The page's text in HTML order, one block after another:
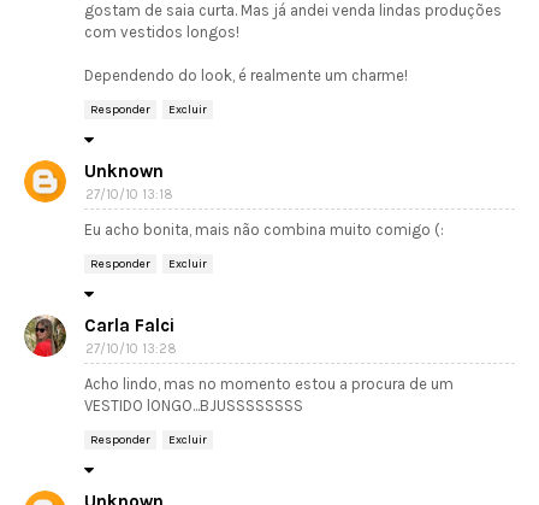
gostam de saia curta. Mas já andei venda lindas produções
com vestidos longos!
Dependendo do look, é realmente um charme!
Responder Excluir
Unknown
27/10/10 13:18
Eu acho bonita, mais não combina muito comigo (:
Responder Excluir
Carla Falci
27/10/10 13:28
Acho lindo, mas no momento estou a procura de um
VESTIDO lONGO...BJUSSSSSSSS
Responder Excluir